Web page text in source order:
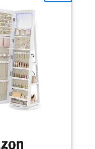
totale d'aménagement.
-- L'arche gracieuse
une touche d'élégance
à votre décoration
léger mais ultra-
assure une durabilité
visuellement
le placez. Grand Miroir
Profitez d'une réflexion
la tête aux pieds avec
Ce miroir rectangulaire
Set Complet &